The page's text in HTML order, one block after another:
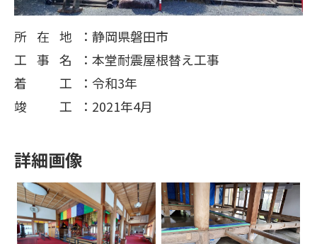
所在地
静岡県磐田市
工事名
本堂耐震屋根替え工事
着工
令和3年
竣工
2021年4月
詳細画像